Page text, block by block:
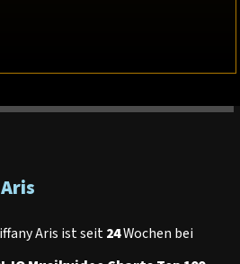
Aris ist seit24Wochen bei